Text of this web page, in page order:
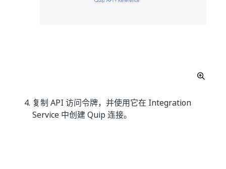
复制 API 访问令牌，并使用它在 Integration
Service 中创建 Quip 连接。